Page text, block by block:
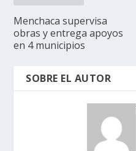
Menchaca supervisa
obras y entrega apoyos
en 4 municipios
SOBRE EL AUTOR